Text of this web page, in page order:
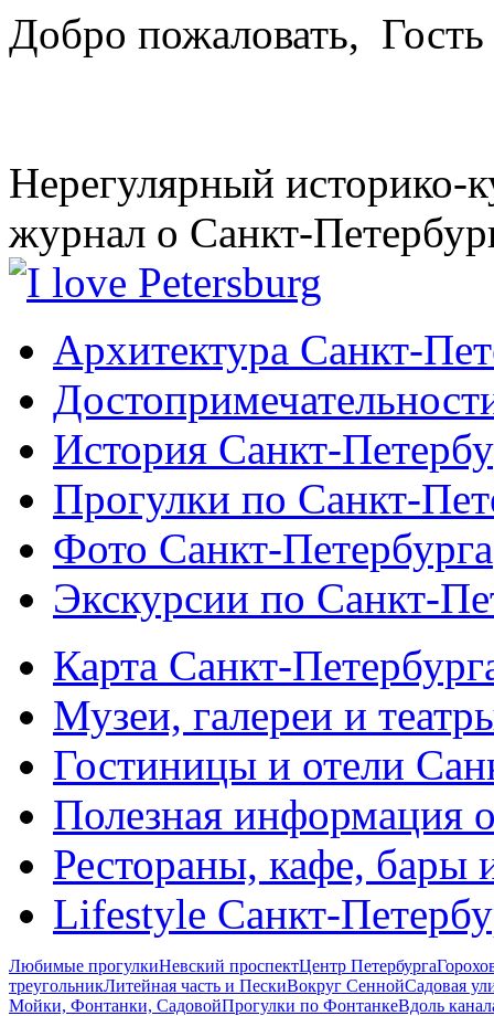
Добро пожаловать, Гость
Нерегулярный историко-
журнал о Санкт-
Архитектура Санкт-
История Санкт-
Прогулки по Санкт-
Фото Санкт-Петербурга
Экскурсии по Санкт-
Карта Санкт-
Музеи, галереи и
Гостиницы и отели
Полезная информация
Рестораны, кафе, бары
Lifestyle Санкт-
Любимые прогулкиНевский проспектЦентр Петербурга
треугольникЛитейная часть и ПескиВокруг СеннойСадовая
Мойки, Фонтанки, СадовойПрогулки по ФонтанкеВдоль